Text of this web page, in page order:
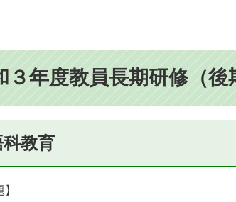
３年度教員長期研修（
科教育